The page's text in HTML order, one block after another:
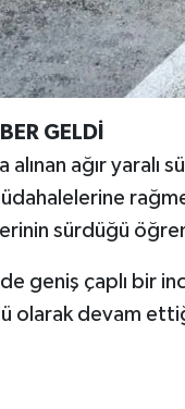
GELDİ
alınan ağır yaralı
sürdüğü
geniş çaplı bir
olarak devam